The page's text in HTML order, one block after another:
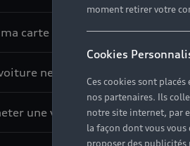
carte grise ?
neuve ?
une voiture ?
moment retirer votre
Cookies
Ces cookies sont
nos partenaires. Ils
notre site internet, par
la façon dont vous vous
proposer des publicités